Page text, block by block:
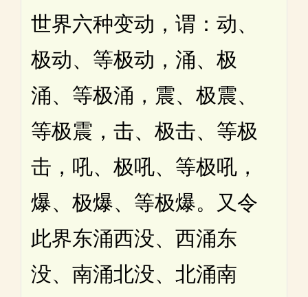
世界六种变动，谓：动、
极动、等极动，涌、极
涌、等极涌，震、极震、
等极震，击、极击、等极
击，吼、极吼、等极吼，
爆、极爆、等极爆。又令
此界东涌西没、西涌东
没、南涌北没、北涌南